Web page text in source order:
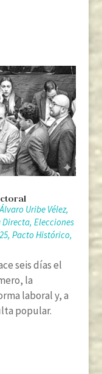
Uribe Vélez,
Directa, Elecciones
, Pacto Histórico,
seis días el
la
laboral y, a
popular.